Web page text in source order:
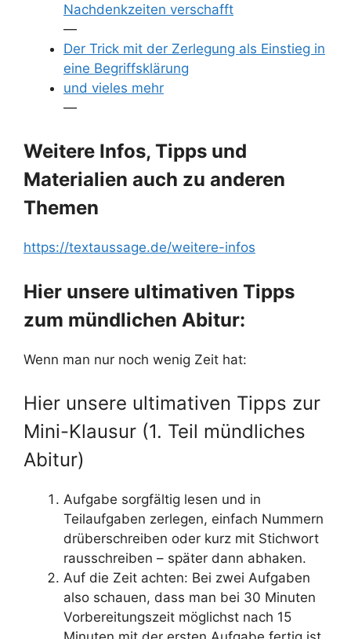
Nachdenkzeiten verschafft
—
Der Trick mit der Zerlegung als Einstieg in
eine Begriffsklärung
und vieles mehr
—
Weitere Infos, Tipps und
Materialien auch zu anderen
Themen
https://textaussage.de/weitere-infos
Hier unsere ultimativen Tipps
zum mündlichen Abitur:
Wenn man nur noch wenig Zeit hat:
Hier unsere ultimativen Tipps zur
Mini-Klausur (1. Teil mündliches
Abitur)
Aufgabe sorgfältig lesen und in
Teilaufgaben zerlegen, einfach Nummern
drüberschreiben oder kurz mit Stichwort
rausschreiben – später dann abhaken.
Auf die Zeit achten: Bei zwei Aufgaben
also schauen, dass man bei 30 Minuten
Vorbereitungszeit möglichst nach 15